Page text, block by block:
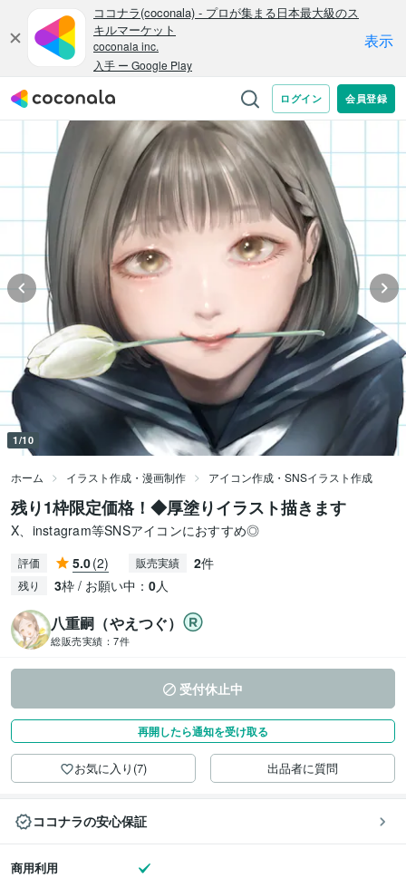
1/10
ホーム イラスト作成・漫画制作 アイコン作成・SNSイラスト作成
残り1枠限定価格！◆厚塗りイラスト描きます
X、instagram等SNSアイコンにおすすめ◎
評価 5.0(2) 販売実績 2件
残り 3枠 / お願い中： 0人
八重嗣（やえつぐ）
総販売実績： 7件
受付休止中
再開したら通知を受け取る
お気に入り(7) 出品者に質問
ココナラの安心保証
商用利用